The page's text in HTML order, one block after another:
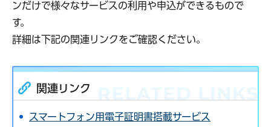
ンだけで様々なサービスの利用や申込ができるもので
す。
詳細は下記の関連リンクをご確認ください。
関連リンク
スマートフォン用電子証明書搭載サービス